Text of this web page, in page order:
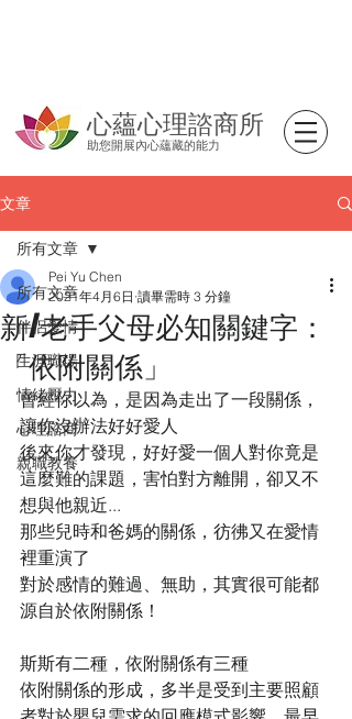
心蘊心理諮商所
助您開展內心蘊藏的能力
文章
所有文章
伴侶愛情
生涯職場
情緒壓力
心理諮商
親職教養
所有文章
新/老手父母必知關鍵字：
「依附關係」
Pei Yu Chen
2021年4月6日 讀畢需時 3 分鐘
曾經你以為，是因為走出了一段關係，
讓你沒辦法好好愛人
後來你才發現，好好愛一個人對你竟是
這麼難的課題，害怕對方離開，卻又不
想與他親近...
那些兒時和爸媽的關係，彷彿又在愛情
裡重演了
對於感情的難過、無助，其實很可能都
源自於依附關係！
斯斯有二種，依附關係有三種
依附關係的形成，多半是受到主要照顧